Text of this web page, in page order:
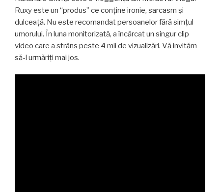
Ruxy este un “produs” ce conține ironie, sarcasm și
dulceață. Nu este recomandat persoanelor fără simțul
umorului. În luna monitorizată, a încărcat un singur clip
video care a strâns peste 4 mii de vizualizări. Vă invităm
să-l urmăriți mai jos.